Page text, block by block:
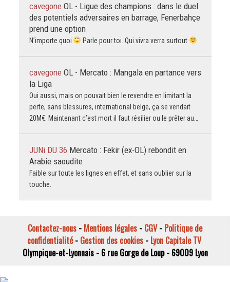
cavegone OL - Ligue des champions : dans le duel
des potentiels adversaires en barrage, Fenerbahçe
prend une option
N’importe quoi Parle pour toi. Qui vivra verra surtout
cavegone OL - Mercato : Mangala en partance vers
la Liga
Oui aussi, mais on pouvait bien le revendre en limitant la
perte, sans blessures, international belge, ça se vendait
20M€. Maintenant c’est mort il faut résilier ou le prêter au…
JUNi DU 36 Mercato : Fekir (ex-OL) rebondit en
Arabie saoudite
Faible sur toute les lignes en effet, et sans oublier sur la
touche.
Contactez-nous - Mentions légales - CGV- Politique de
confidentialité- Gestion des cookies- Lyon Capitale TV
Olympique-et-Lyonnais - 6 rue Gorge de Loup - 69009 Lyon